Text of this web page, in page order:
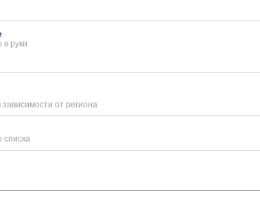
руки
от региона